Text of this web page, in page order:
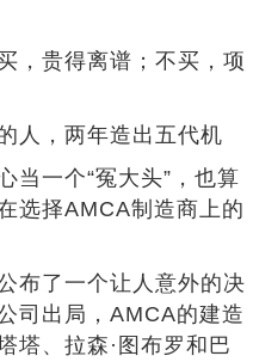
贵得离谱；不买，项
人，两年造出五代机
当一个“冤大头”，也算
选择AMCA制造商上的
布了一个让人意外的决
司出局，AMCA的建造
塔、拉森·图布罗和巴